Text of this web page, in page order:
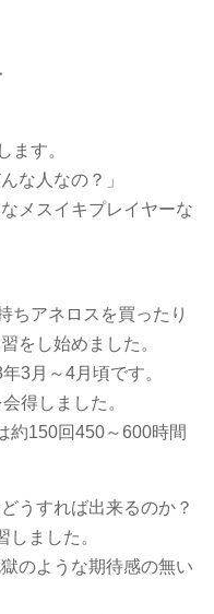
ます。
な人なの？」
メスイキプレイヤーな
ちアネロスを買ったり
をし始めました。
3月～4月頃です。
得しました。
約150回450～600時間
うすれば出来るのか？
ました。
のような期待感の無い